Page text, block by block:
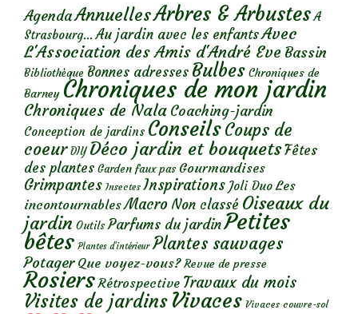
AgendaAnnuellesArbres & Arbustes A
Strasbourg... Au jardin avec les enfantsAvec
L'Association des Amis d'André Eve Bassin
Bibliothèque Bonnes adresses Bulbes Chroniques de
Barney Chroniques de mon jardin
Chroniques de Nala Coaching-jardin
Conception de jardins ConseilsCoups de
coeur DIY Déco jardin et bouquetsFêtes
des plantes Garden faux pas Gourmandises
Grimpantes Insectes Inspirations Joli Duo Les
incontournables Macro Non classé Oiseaux du
jardin Outils Parfums du jardinPetites
bêtes Plantes d’intérieur Plantes sauvages
Potager Que voyez-vous? Revue de presse
Rosiers Rétrospective Travaux du mois
Visites de jardins Vivaces Vivaces couvre-sol